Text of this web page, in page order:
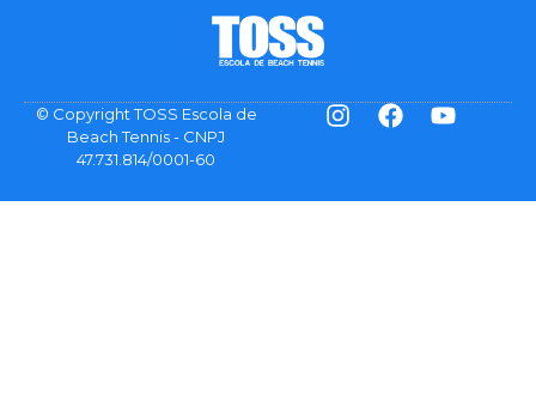
© Copyright TOSS Escola de
Beach Tennis - CNPJ
47.731.814/0001-60